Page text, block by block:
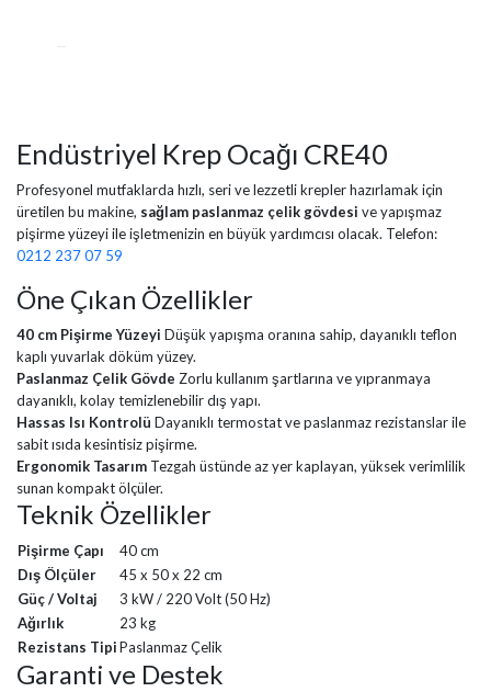
Endüstriyel Krep Ocağı CRE40
Profesyonel mutfaklarda hızlı, seri ve lezzetli krepler hazırlamak için
üretilen bu makine, sağlam paslanmaz çelik gövdesi ve yapışmaz
pişirme yüzeyi ile işletmenizin en büyük yardımcısı olacak. Telefon:
0212 237 07 59
Öne Çıkan Özellikler
40 cm Pişirme Yüzeyi Düşük yapışma oranına sahip, dayanıklı teflon
kaplı yuvarlak döküm yüzey.
Paslanmaz Çelik Gövde Zorlu kullanım şartlarına ve yıpranmaya
dayanıklı, kolay temizlenebilir dış yapı.
Hassas Isı Kontrolü Dayanıklı termostat ve paslanmaz rezistanslar ile
sabit ısıda kesintisiz pişirme.
Ergonomik Tasarım Tezgah üstünde az yer kaplayan, yüksek verimlilik
sunan kompakt ölçüler.
Teknik Özellikler
Pişirme Çapı
40 cm
Dış Ölçüler
45 x 50 x 22 cm
Güç / Voltaj
3 kW / 220 Volt (50 Hz)
Ağırlık
23 kg
Rezistans TipiPaslanmaz Çelik
Garanti ve Destek